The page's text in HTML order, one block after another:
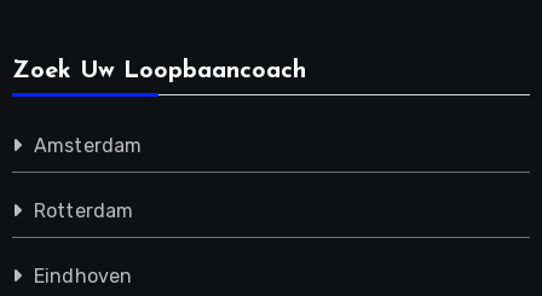
Zoek Uw Loopbaancoach
Amsterdam
Rotterdam
Eindhoven